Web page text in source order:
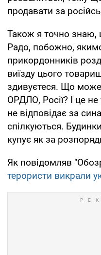
продавати за
Також я точно
Радо, побожно,
прикордонників
виїзду цього
здивуєтеся. Що
ОРДЛО, Росії? І це
не відповідає за
спілкуються.
купує як за
Як повідомляв
терористи викрали